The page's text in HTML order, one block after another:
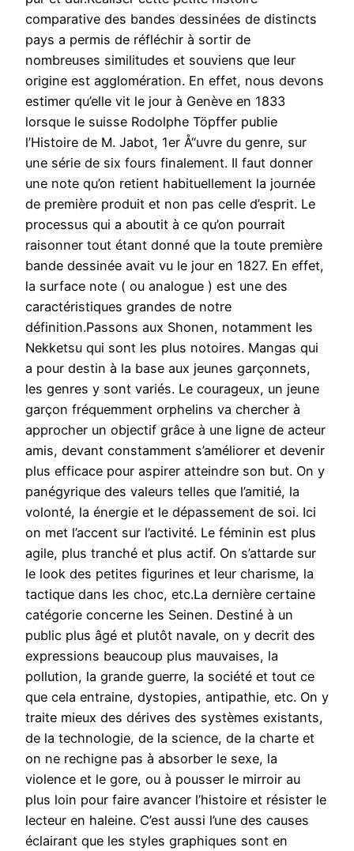
comparative des bandes dessinées de distincts
pays a permis de réfléchir à sortir de
nombreuses similitudes et souviens que leur
origine est agglomération. En effet, nous devons
estimer qu’elle vit le jour à Genève en 1833
lorsque le suisse Rodolphe Töpffer publie
l’Histoire de M. Jabot, 1er Å“uvre du genre, sur
une série de six fours finalement. Il faut donner
une note qu’on retient habituellement la journée
de première produit et non pas celle d’esprit. Le
processus qui a aboutit à ce qu’on pourrait
raisonner tout étant donné que la toute première
bande dessinée avait vu le jour en 1827. En effet,
la surface note ( ou analogue ) est une des
caractéristiques grandes de notre
définition.Passons aux Shonen, notamment les
Nekketsu qui sont les plus notoires. Mangas qui
a pour destin à la base aux jeunes garçonnets,
les genres y sont variés. Le courageux, un jeune
garçon fréquemment orphelins va chercher à
approcher un objectif grâce à une ligne de acteur
amis, devant constamment s’améliorer et devenir
plus efficace pour aspirer atteindre son but. On y
panégyrique des valeurs telles que l’amitié, la
volonté, la énergie et le dépassement de soi. Ici
on met l’accent sur l’activité. Le féminin est plus
agile, plus tranché et plus actif. On s’attarde sur
le look des petites figurines et leur charisme, la
tactique dans les choc, etc.La dernière certaine
catégorie concerne les Seinen. Destiné à un
public plus âgé et plutôt navale, on y decrit des
expressions beaucoup plus mauvaises, la
pollution, la grande guerre, la société et tout ce
que cela entraine, dystopies, antipathie, etc. On y
traite mieux des dérives des systèmes existants,
de la technologie, de la science, de la charte et
on ne rechigne pas à absorber le sexe, la
violence et le gore, ou à pousser le mirroir au
plus loin pour faire avancer l’histoire et résister le
lecteur en haleine. C’est aussi l’une des causes
éclairant que les styles graphiques sont en